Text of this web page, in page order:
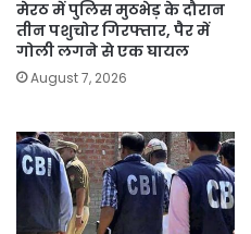
मेरठ में पुलिस मुठभेड़ के दौरान
तीन पशुचोर गिरफ्तार, पैर में
गोली लगने से एक घायल
August 7, 2026